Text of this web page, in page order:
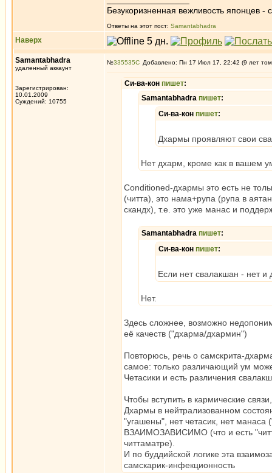
Безукоризненная вежливость японцев -
Ответы на этот пост: Samantabhadra
Наверх
Samantabhadra
удаленный аккаунт
Зарегистрирован:
10.01.2009
Суждений: 10755
№335535 Добавлено: Пн 17 Июл 17, 22:42 (9 лет
Си-ва-кон пишет:
Samantabhadra пишет:
Си-ва-кон пишет:
Дхармы проявляют свои
Нет дхарм, кроме как в вашем
Conditioned-дхармы это есть не
(читта), это нама+рупа (рупа в
скандх), т.е. это уже манас и
Samantabhadra пишет:
Си-ва-кон пишет:
Если нет свалакшан - нет и
Нет.
Здесь сложнее, возможно
её качеств ("дхарма/дхармин")
Повторюсь, речь о самскрита-
самое: только различающий ум
Четасики и есть различения
Чтобы вступить в кармические
Дхармы в нейтрализованном
"угашены", нет четасик, нет манаса
ВЗАИМОЗАВИСИМО (что и есть
читтаматре).
И по буддийской логике эта
самскарик-инфекционность